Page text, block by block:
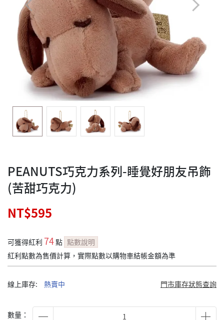
PEANUTS巧克力系列-睡覺好朋友吊飾
(苦甜巧克力)
NT$595
可獲得紅利 74點 點數說明
紅利點數為售價計算，實際點數以購物車結帳金額為準
線上庫存: 熱賣中 門市庫存狀態查詢
數量：